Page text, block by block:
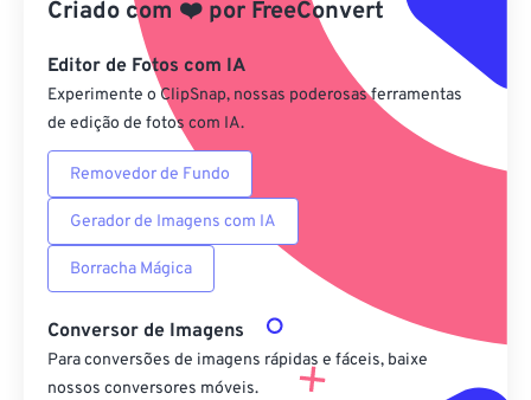
Salvar como predefinição
Criado com ❤️ por FreeConvert
Editor de Fotos com IA
Experimente o ClipSnap, nossas poderosas ferramentas
de edição de fotos com IA.
Removedor de Fundo
Gerador de Imagens com IA
Borracha Mágica
Conversor de Imagens
Para conversões de imagens rápidas e fáceis, baixe
nossos conversores móveis.